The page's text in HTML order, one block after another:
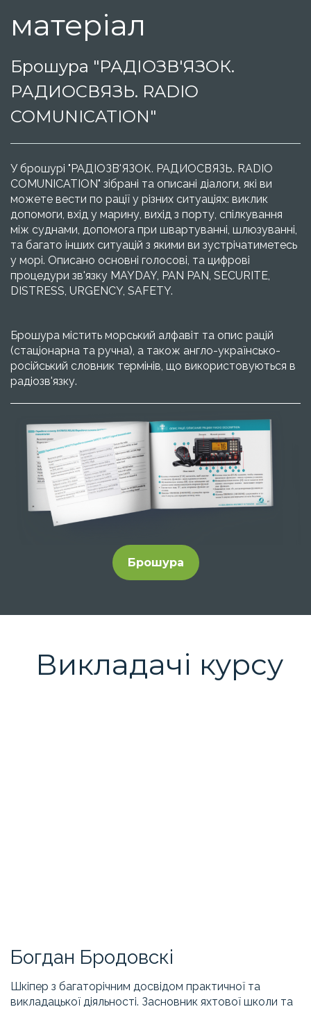
матеріал
Брошура "РАДІОЗВ'ЯЗОК.
РАДИОСВЯЗЬ. RADIO
COMUNICATION"
У брошурі "РАДІОЗВ'ЯЗОК. РАДИОСВЯЗЬ. RADIO
COMUNICATION" зібрані та описані діалоги, які ви
можете вести по рації у різних ситуаціях: виклик
допомоги, вхід у марину, вихід з порту, спілкування
між суднами, допомога при швартуванні, шлюзуванні,
та багато інших ситуацій з якими ви зустрічатиметесь
у морі. Описано основні голосові, та цифрові
процедури зв'язку MAYDAY, PAN PAN, SECURITE,
DISTRESS, URGENCY, SAFETY.
Брошура містить морський алфавіт та опис рацій
(стаціонарна та ручна), а також англо-українсько-
російський словник термінів, що використовуються в
радіозв'язку.
Брошура
Викладачі курсу
Богдан Бродовскі
Шкіпер з багаторічним досвідом практичної та
викладацької діяльності. Засновник яхтової школи та